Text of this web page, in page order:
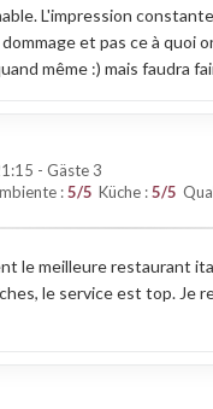
L'impression
et pas ce à quoi
même :) mais faudra
- Gäste 3
:5/5 Küche :5/5
le meilleure restaurant
le service est top. Je